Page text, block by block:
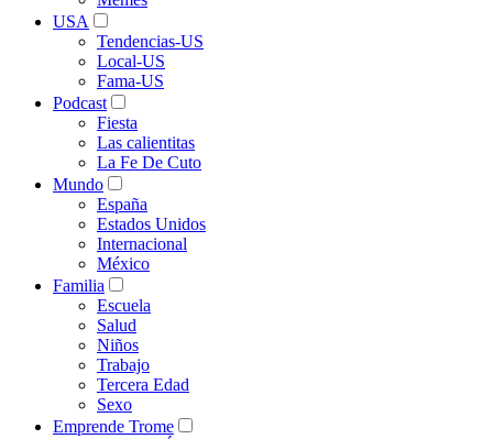
USA
Tendencias-US
Local-US
Fama-US
Podcast
Fiesta
Las calientitas
La Fe De Cuto
Mundo
España
Estados Unidos
Internacional
México
Familia
Escuela
Salud
Niños
Trabajo
Tercera Edad
Sexo
Emprende Trome